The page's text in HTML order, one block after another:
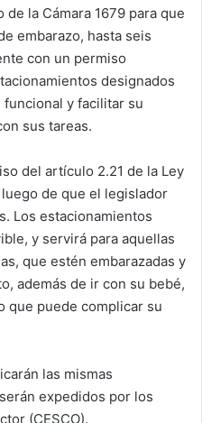
la Cámara 1679 para que
embarazo, hasta seis
con un permiso
designados
y facilitar su
sus tareas.
del artículo 2.21 de la Ley
de que el legislador
Los estacionamientos
y servirá para aquellas
que estén embarazadas y
además de ir con su bebé,
que puede complicar su
las mismas
expedidos por los
(CESCO).